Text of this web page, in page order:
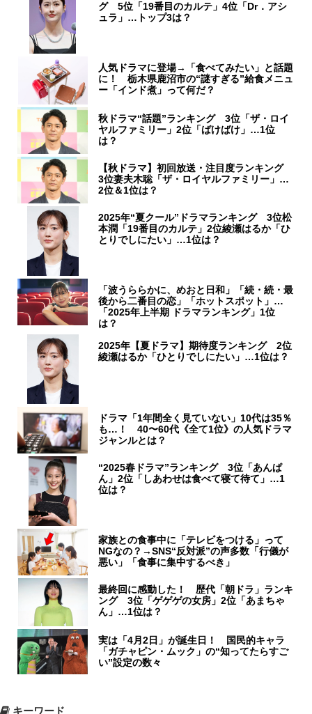
グ 5位「19番目のカルテ」4位「Dr．アシ
ュラ」…トップ3は？
人気ドラマに登場→「食べてみたい」と話題
に！ 栃木県鹿沼市の“謎すぎる”給食メニュ
ー「インド煮」って何だ？
秋ドラマ“話題”ランキング 3位「ザ・ロイ
ヤルファミリー」2位「ばけばけ」…1位
は？
【秋ドラマ】初回放送・注目度ランキング
3位妻夫木聡「ザ・ロイヤルファミリー」…
2位＆1位は？
2025年“夏クール”ドラマランキング 3位松
本潤「19番目のカルテ」2位綾瀬はるか「ひ
とりでしにたい」…1位は？
「波うららかに、めおと日和」「続・続・最
後から二番目の恋」「ホットスポット」…
「2025年上半期 ドラマランキング」1位
は？
2025年【夏ドラマ】期待度ランキング 2位
綾瀬はるか「ひとりでしにたい」…1位は？
ドラマ「1年間全く見ていない」10代は35％
も…！ 40〜60代《全て1位》の人気ドラマ
ジャンルとは？
“2025春ドラマ”ランキング 3位「あんぱ
ん」2位「しあわせは食べて寝て待て」…1
位は？
家族との食事中に「テレビをつける」って
NGなの？→SNS“反対派”の声多数「行儀が
悪い」「食事に集中するべき」
最終回に感動した！ 歴代「朝ドラ」ランキ
ング 3位「ゲゲゲの女房」2位「あまちゃ
ん」…1位は？
実は「4月2日」が誕生日！ 国民的キャラ
「ガチャピン・ムック」の“知ってたらすご
い”設定の数々
キーワード